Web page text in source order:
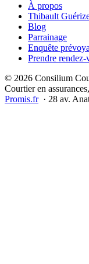
À propos
Thibault
Blog
Parrainage
Enquête
Prendre rendez-
© 2026 Consilium
Courtier en
Promis.fr· 28 av.